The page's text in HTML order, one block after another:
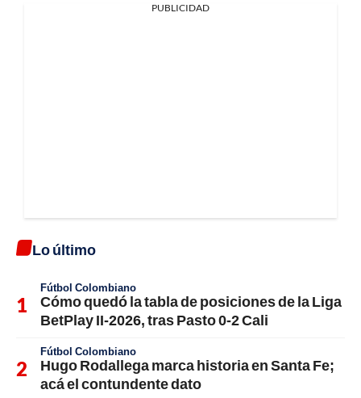
PUBLICIDAD
Lo último
Fútbol Colombiano
Cómo quedó la tabla de posiciones de la Liga
BetPlay II-2026, tras Pasto 0-2 Cali
Fútbol Colombiano
Hugo Rodallega marca historia en Santa Fe;
acá el contundente dato